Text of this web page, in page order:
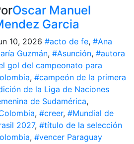
Oscar Manuel
Garcia
10, 2026 #acto de fe, #Ana
Guzmán, #Asunción, #autora
gol del campeonato para
, #campeón de la primera
de la Liga de Naciones
de Sudamérica,
, #creer, #Mundial de
2027, #título de la selección
, #vencer Paraguay